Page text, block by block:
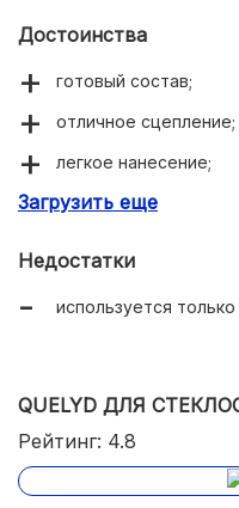
Достоинства
готовый состав;
отличное сцепление;
легкое нанесение;
сохраняет рельефный
Загрузить еще
Недостатки
используется
QUELYD ДЛЯ
Рейтинг: 4.8